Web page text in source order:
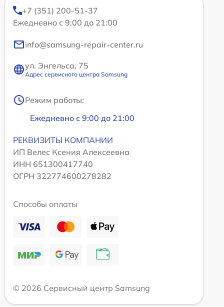
+7 (351) 200-51-37
Ежедневно с 9:00 до 21:00
info@samsung-repair-center.ru
ул. Энгельса, 75
Адрес сервисного центра Samsung
Режим работы:
Ежедневно с 9:00 до 21:00
РЕКВИЗИТЫ КОМПАНИИ
ИП Велес Ксения Алексеевна
ИНН 651300417740
ОГРН 322774600278282
Способы оплаты
© 2026 Сервисный центр Samsung